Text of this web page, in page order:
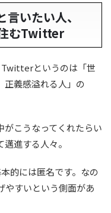
いたい人、
むTwitter
というのは「世
正義感溢れる人」の
がこうなってくれたらい
進する人々。
的には匿名です。なの
やすいという側面があ